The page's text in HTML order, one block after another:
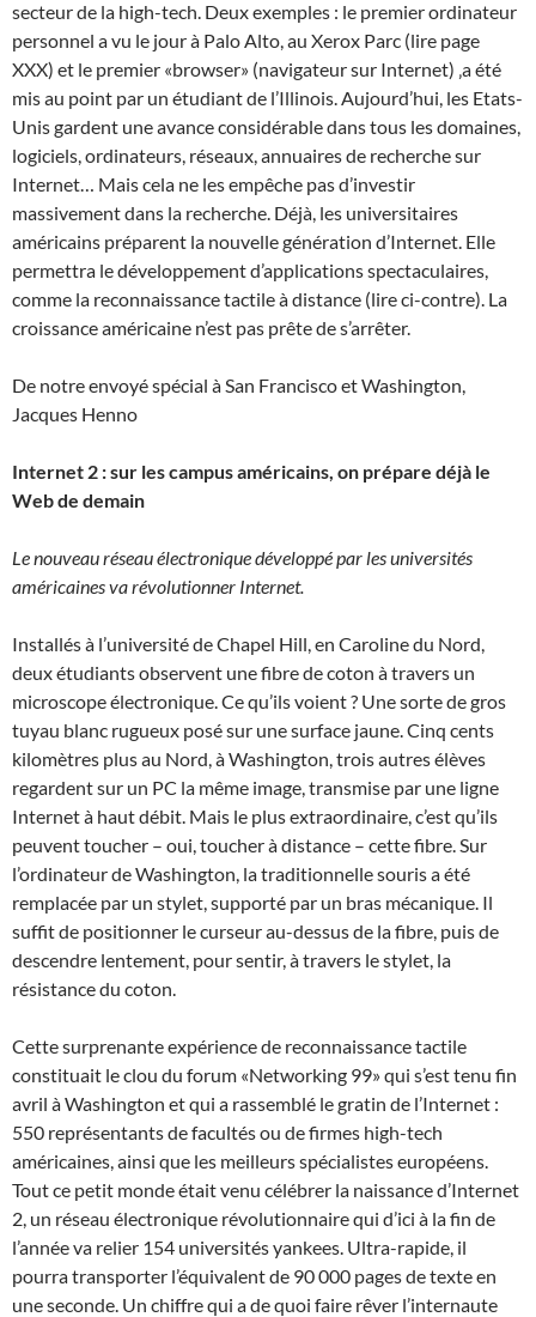
secteur de la high-tech. Deux exemples : le premier ordinateur
personnel a vu le jour à Palo Alto, au Xerox Parc (lire page
XXX) et le premier «browser» (navigateur sur Internet) ‚a été
mis au point par un étudiant de l’Illinois. Aujourd’hui, les Etats-
Unis gardent une avance considérable dans tous les domaines,
logiciels, ordinateurs, réseaux, annuaires de recherche sur
Internet… Mais cela ne les empêche pas d’investir
massivement dans la recherche. Déjà, les universitaires
américains préparent la nouvelle génération d’Internet. Elle
permettra le développement d’applications spectaculaires,
comme la reconnaissance tactile à distance (lire ci-contre). La
croissance américaine n’est pas prête de s’arrêter.
De notre envoyé spécial à San Francisco et Washington,
Jacques Henno
Internet 2 : sur les campus américains, on prépare déjà le
Web de demain
Le nouveau réseau électronique développé par les universités
américaines va révolutionner Internet.
Installés à l’université de Chapel Hill, en Caroline du Nord,
deux étudiants observent une fibre de coton à travers un
microscope électronique. Ce qu’ils voient ? Une sorte de gros
tuyau blanc rugueux posé sur une surface jaune. Cinq cents
kilomètres plus au Nord, à Washington, trois autres élèves
regardent sur un PC la même image, transmise par une ligne
Internet à haut débit. Mais le plus extraordinaire, c’est qu’ils
peuvent toucher – oui, toucher à distance – cette fibre. Sur
l’ordinateur de Washington, la traditionnelle souris a été
remplacée par un stylet, supporté par un bras mécanique. Il
suffit de positionner le curseur au-dessus de la fibre, puis de
descendre lentement, pour sentir, à travers le stylet, la
résistance du coton.
Cette surprenante expérience de reconnaissance tactile
constituait le clou du forum «Networking 99» qui s’est tenu fin
avril à Washington et qui a rassemblé le gratin de l’Internet :
550 représentants de facultés ou de firmes high-tech
américaines, ainsi que les meilleurs spécialistes européens.
Tout ce petit monde était venu célébrer la naissance d’Internet
2, un réseau électronique révolutionnaire qui d’ici à la fin de
l’année va relier 154 universités yankees. Ultra-rapide, il
pourra transporter l’équivalent de 90 000 pages de texte en
une seconde. Un chiffre qui a de quoi faire rêver l’internaute